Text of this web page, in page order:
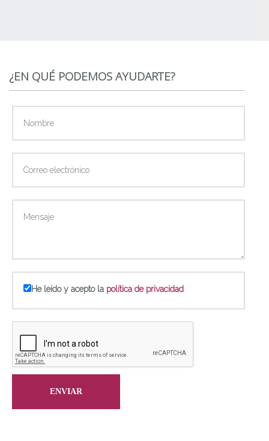
¿EN QUÉ PODEMOS AYUDARTE?
He leído y acepto la política de privacidad